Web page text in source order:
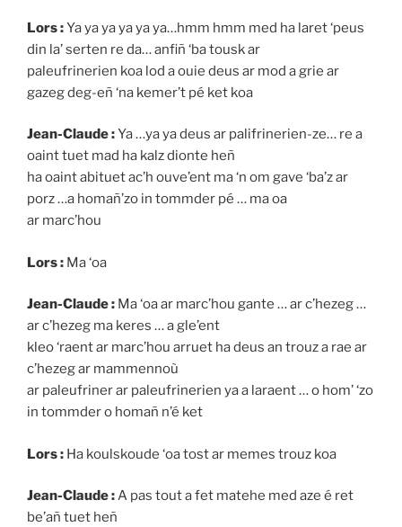
Lors :Ya ya ya ya ya ya…hmm hmm med ha laret ‘peus
din la’ serten re da… anfiñ ‘ba tousk ar
paleufrinerien koa lod a ouie deus ar mod a grie ar
gazeg deg-eñ ‘na kemer’t pé ket koa
Jean-Claude :Ya …ya ya deus ar palifrinerien-ze… re a
oaint tuet mad ha kalz dionte heñ
ha oaint abituet ac’h ouve’ent ma ‘n om gave ‘ba’z ar
porz …a homañ’zo in tommder pé … ma oa
ar marc’hou
Lors : Ma ‘oa
Jean-Claude : Ma ‘oa ar marc’hou gante … ar c’hezeg …
ar c’hezeg ma keres … a gle’ent
kleo ‘raent ar marc’hou arruet ha deus an trouz a rae ar
c’hezeg ar mammennoù
ar paleufriner ar paleufrinerien ya a laraent … o hom’ ‘zo
in tommder o homañ n’é ket
Lors : Ha koulskoude ‘oa tost ar memes trouz koa
Jean-Claude :A pas tout a fet matehe med aze é ret
be’añ tuet heñ